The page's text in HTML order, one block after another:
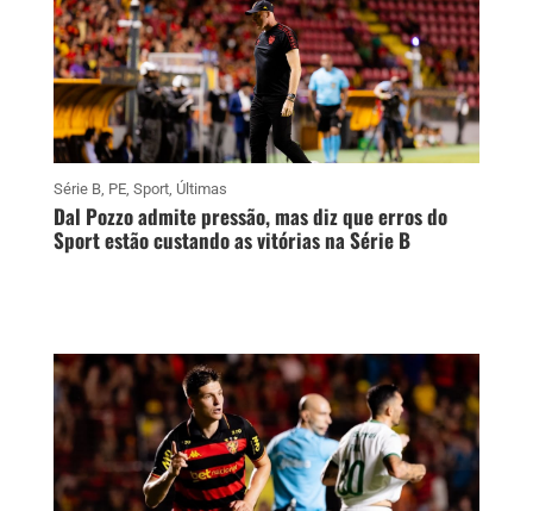
Série B, PE, Sport, Últimas
Dal Pozzo admite pressão, mas diz que erros do
Sport estão custando as vitórias na Série B